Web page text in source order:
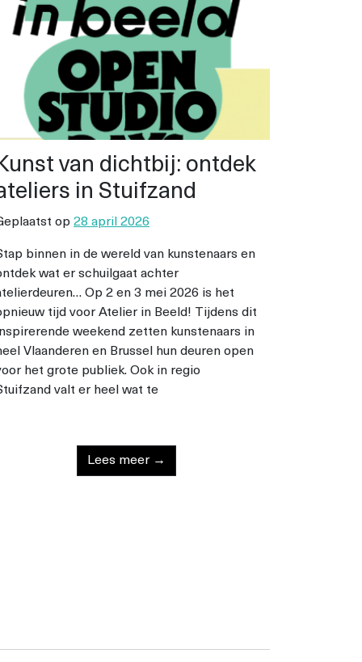
van dichtbij: ontdek
in Stuifzand
op 28 april 2026
binnen in de wereld van kunstenaars en
wat er schuilgaat achter
Op 2 en 3 mei 2026 is het
tijd voor Atelier in Beeld! Tijdens dit
weekend zetten kunstenaars in
Vlaanderen en Brussel hun deuren open
het grote publiek. Ook in regio
valt er heel wat te
Lees meer →